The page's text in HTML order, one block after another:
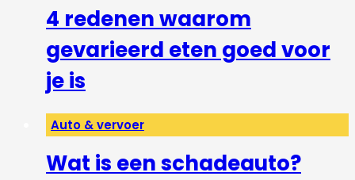
4 redenen waarom
gevarieerd eten goed voor
je is
Auto & vervoer
Wat is een schadeauto?